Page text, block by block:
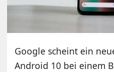
Google scheint ein
Android 10 bei einem